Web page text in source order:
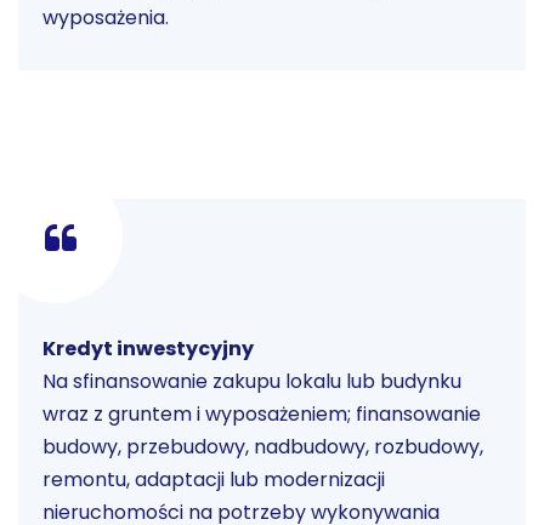
wyposażenia.
Kredyt inwestycyjny
Na sfinansowanie zakupu lokalu lub budynku
wraz z gruntem i wyposażeniem; finansowanie
budowy, przebudowy, nadbudowy, rozbudowy,
remontu, adaptacji lub modernizacji
nieruchomości na potrzeby wykonywania